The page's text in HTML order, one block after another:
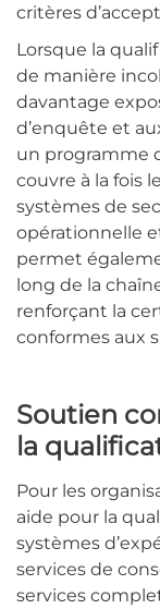
critères
Lorsque la
de manière
davantage
d’enquête et
un programme
couvre à la fois
systèmes de
opérationnelle
permet
long de la
renforçant la
conformes aux
Soutien
la
Pour les
aide pour la
systèmes
services de
services